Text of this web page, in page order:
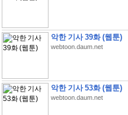
악한 기사 39화 (웹툰)
webtoon.daum.net
악한 기사 53화 (웹툰)
webtoon.daum.net